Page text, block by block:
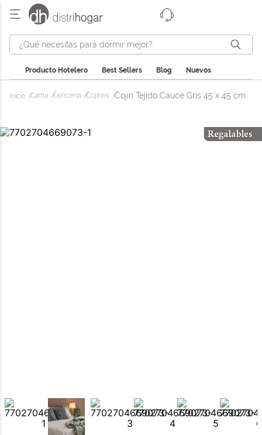
¿Qué necesitas para dormir mejor?
Producto Hotelero Best Sellers Blog Nuevos
Cama Lencería Cojines Cojín Tejido Cauce Gris 45 x 45 cm